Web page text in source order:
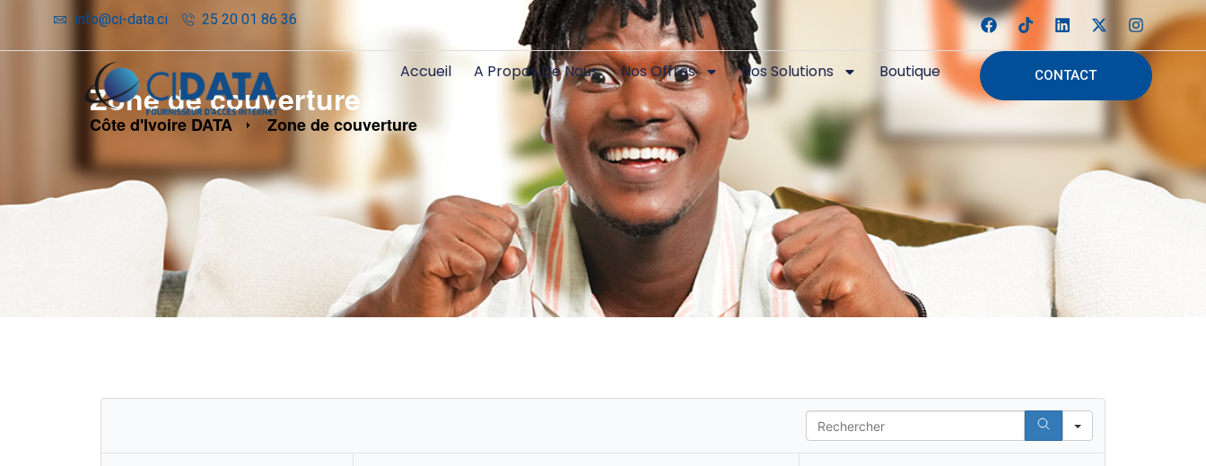
info@ci-data.ci 25 20 01 86 36
Accueil A Propos De Nous Nos Offres Nos Solutions Boutique CONTACT
Zone de couverture
Côte d'Ivoire DATA Zone de couverture
S
a